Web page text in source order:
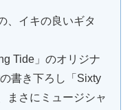
、イキの良いギタ
Tide」のオリジナ
書き下ろし「Sixty
まさにミュージシャ